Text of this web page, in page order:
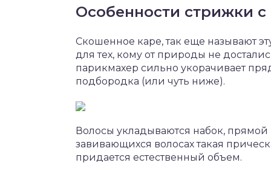
Особенности стрижки
Скошенное каре, так еще называют
для тех, кому от природы не
парикмахер сильно укорачивает
подбородка (или чуть ниже).
Волосы укладываются набок, прямой
завивающихся волосах такая
придается естественный объем.